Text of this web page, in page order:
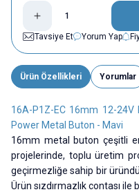
Tavsiye Et
Yorum Yap
Ürün Özellikleri Yorumlar
16A-P1Z-EC 16mm 12-24V
Power Metal Buton - Mavi
16mm metal buton çeşitli
projelerinde, toplu üretim
geçirmezliğe sahip bir
Ürün sızdırmazlık contası